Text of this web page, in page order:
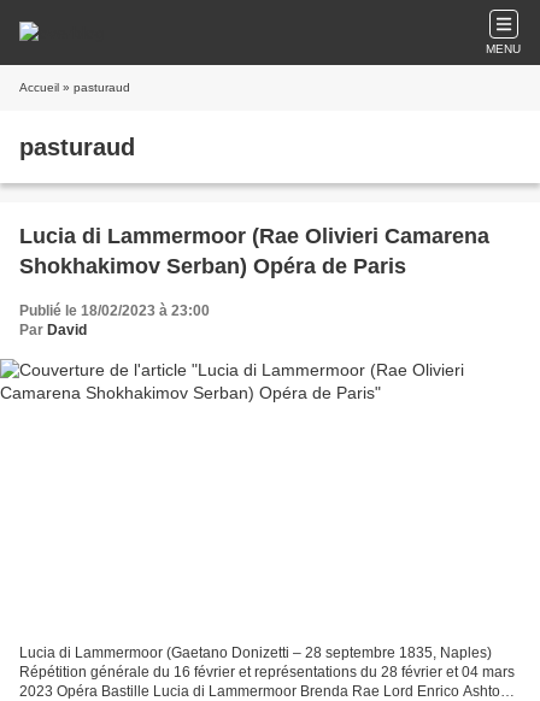
MENU
Accueil » pasturaud
pasturaud
Lucia di Lammermoor (Rae Olivieri Camarena
Shokhakimov Serban) Opéra de Paris
Publié le 18/02/2023 à 23:00
Par David
Lucia di Lammermoor (Gaetano Donizetti – 28 septembre 1835, Naples)
Répétition générale du 16 février et représentations du 28 février et 04 mars
2023 Opéra Bastille Lucia di Lammermoor Brenda Rae Lord Enrico Ashton